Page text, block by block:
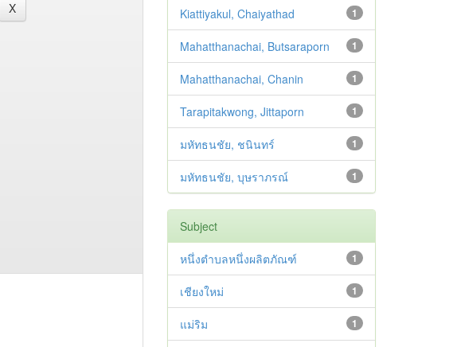
1
Kiattiyakul, Chaiyathad
1
Mahatthanachai, Butsaraporn
1
Mahatthanachai, Chanin
1
Tarapitakwong, Jittaporn
1
มหัทธนชัย, ชนินทร์
1
มหัทธนชัย, บุษราภรณ์
Subject
1
หนึ่งตำบลหนึ่งผลิตภัณฑ์
1
เชียงใหม่
1
แม่ริม